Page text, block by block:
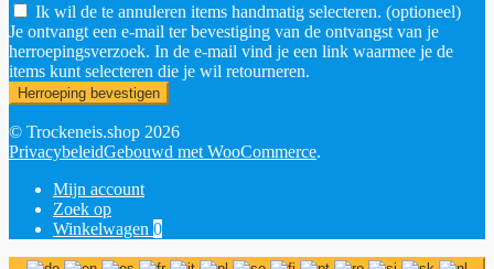
Ik wil de te annuleren items handmatig selecteren. (optioneel)
Je ontvangt een e-mail ter bevestiging van de ontvangst van je
herroepingsverzoek. In de e-mail vind je een link waarmee je de
items kunt selecteren die je wil retourneren.
Herroeping bevestigen
© Trockeneis.shop 2026
PrivacybeleidGebouwd met WooCommerce.
Mijn account
Zoek op
Winkelwagen 0